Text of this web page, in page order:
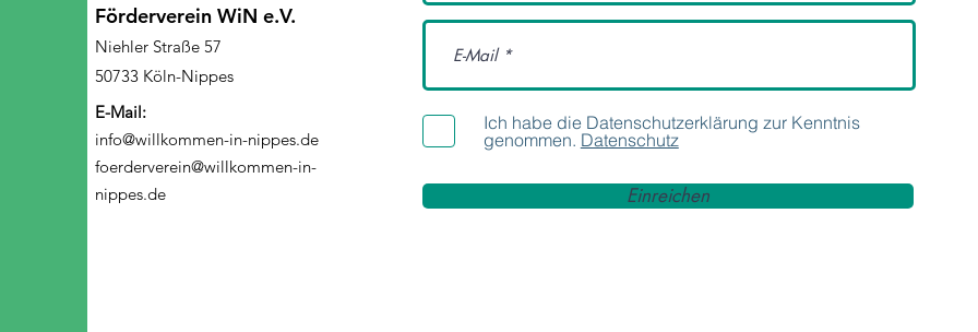
Förderverein WiN e.V.
Niehler Straße 57
50733 Köln-Nippes
E-Mail:
info@willkommen-in-nippes.de
foerderverein@willkommen-in-
nippes.de
Ich habe die Datenschutzerklärung zur Kenntnis
genommen. Datenschutz
Einreichen